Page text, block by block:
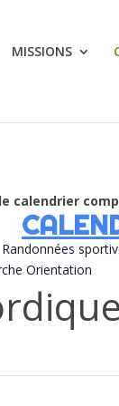
MISSIONS
calendrier
Randonnées
Orientation